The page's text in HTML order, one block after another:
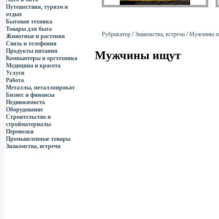
Путешествия, туризм и
отдых
Бытовая техника
Товары для быта
Животные и растения
Связь и телефония
Продукты питания
Компьютеры и оргтехника
Медицина и красота
Услуги
Работа
Металлы, металлопрокат
Бизнес и финансы
Недвижимость
Оборудование
Строительство и
стройматериалы
Перевозки
Промышленные товары
Знакомства, встречи
Рубрикатор /Знакомства, встречи /Мужчины
Мужчины ищут